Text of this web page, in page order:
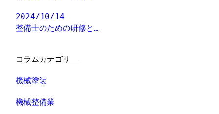
2024/10/14
整備士のための研修と…
コラムカテゴリ―
機械塗装
機械整備業